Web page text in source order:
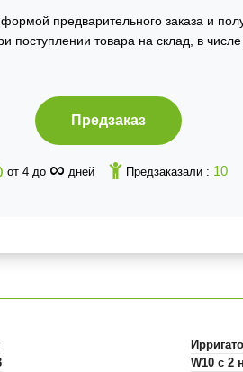
предварительного заказа и
поступлении товара на склад, в
Предзаказ
от 4 до ∞ дней Предзаказали : 10
W10 с 2